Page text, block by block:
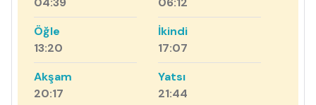
Öğle
13:20
İkindi
17:07
Akşam
20:17
Yatsı
21:44